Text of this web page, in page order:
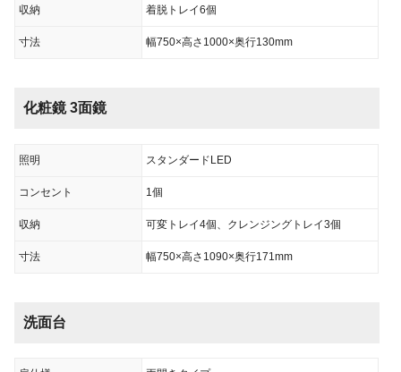
収納 着脱トレイ6個
寸法 幅750×高さ1000×奥行130mm
化粧鏡 3面鏡
照明 スタンダードLED
コンセント 1個
収納 可変トレイ4個、クレンジングトレイ3個
寸法 幅750×高さ1090×奥行171mm
洗面台